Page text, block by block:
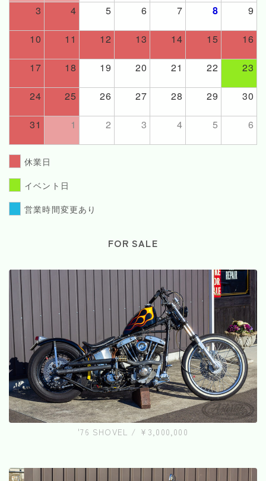
3 4 5 6 7 8 9
10 11 12 13 14 15 16
17 18 19 20 21 22 23
24 25 26 27 28 29 30
31 1 2 3 4 5 6
休業日
イベント日
営業時間変更あり
FOR SALE
'76 SHOVEL / ¥3,000,000